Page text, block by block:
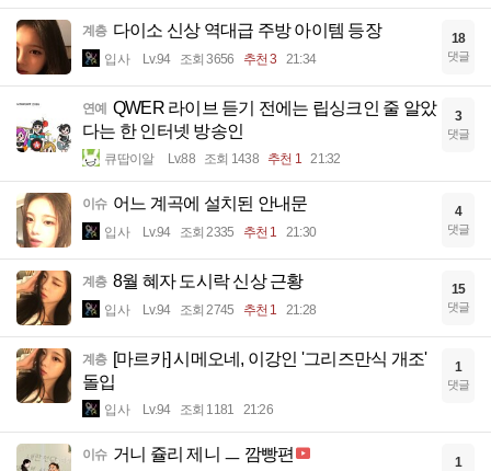
계층 다이소 신상 역대급 주방 아이템 등장
입사 Lv.94 조회 3656 추천 3 21:34
18
댓글
연예
QWER 라이브 듣기 전에는 립싱크인 줄 알았
다는 한 인터넷 방송인
큐땁이알 Lv.88 조회 1438 추천 1 21:32
3
댓글
이슈 어느 계곡에 설치된 안내문
입사 Lv.94 조회 2335 추천 1 21:30
4
댓글
계층 8월 혜자 도시락 신상 근황
입사 Lv.94 조회 2745 추천 1 21:28
15
댓글
계층 [마르카] 시메오네, 이강인 '그리즈만식 개조'
돌입
입사 Lv.94 조회 1181 21:26
1
댓글
이슈 거니 쥴리 제니 ㅡ 깜빵편 1